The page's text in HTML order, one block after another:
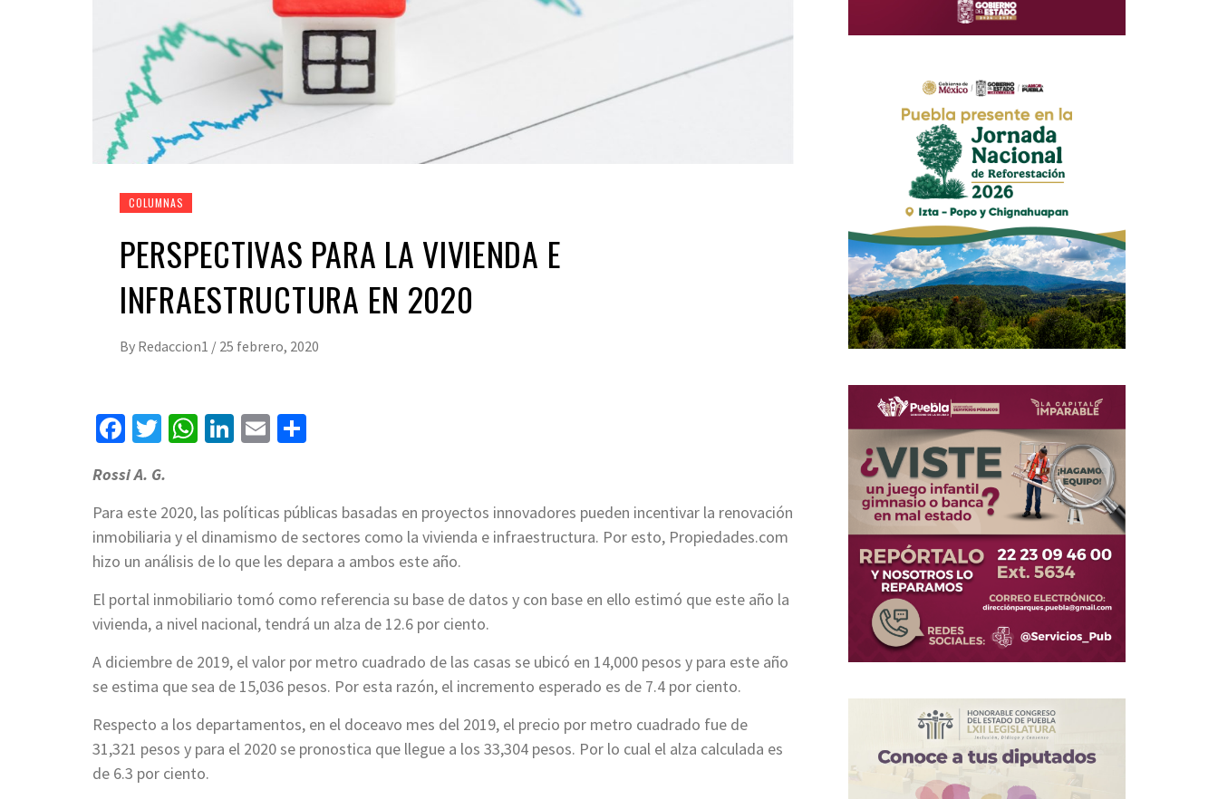
COLUMNAS
PERSPECTIVAS PARA LA VIVIENDA E
INFRAESTRUCTURA EN 2020
By Redaccion1 / 25 febrero, 2020
Facebook
Twitter
WhatsApp
LinkedIn
Email
Rossi A. G.
Para este 2020, las políticas públicas basadas en proyectos innovadores pueden incentivar la renovación
inmobiliaria y el dinamismo de sectores como la vivienda e infraestructura. Por esto, Propiedades.com
hizo un análisis de lo que les depara a ambos este año.
El portal inmobiliario tomó como referencia su base de datos y con base en ello estimó que este año la
vivienda, a nivel nacional, tendrá un alza de 12.6 por ciento.
A diciembre de 2019, el valor por metro cuadrado de las casas se ubicó en 14,000 pesos y para este año
se estima que sea de 15,036 pesos. Por esta razón, el incremento esperado es de 7.4 por ciento.
Respecto a los departamentos, en el doceavo mes del 2019, el precio por metro cuadrado fue de
31,321 pesos y para el 2020 se pronostica que llegue a los 33,304 pesos. Por lo cual el alza calculada es
de 6.3 por ciento.